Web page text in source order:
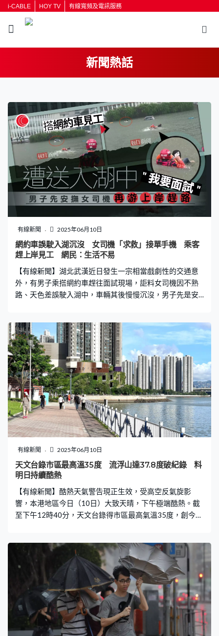
i-CABLE HOY TV 有線寬頻及電訊服務
新聞熱話
有線新聞 2025年06月10日
網約車誤駛入湖沉沒 女司機「求救」接單手機 乘客
趕上岸見工 網民：生活不易
【有線新聞】湖北武漢近日發生一宗相當戲劇性的交通意
外，有男子乘搭網約車趕往面試現場，詎料女司機因不熟
路、天色差誤駛入湖中，車輛其後慢慢沉沒，男子先是安
下，救回女司機及其接單手機，情節讓不少網民大有感
觸。 緊張喊不懂游泳 女司機：手機不能進水 據內地傳媒
報道，事發在本月8日早上7時15分，涉事車輛不慎駛入某
高校的人工湖中，消防員到場時已發現車頭朝下，正在不
斷下沉，僅剩三分之一的車身露出水面，一名男子和一名
女子攀在後座車窗呼救。由於車輛下沉速度較快，情況十
分危急，消防員攜帶救生衣和救生圈下入水中，向被困人
員游去。 在車輛即將完全沉入湖中時，被困男子突然用盡
全力向湖的另一邊游去，對岸保安立刻拋去救生圈，消防
員亦及時將女司機成功救出。被困男子事後講述，指當天
乘坐網約車前往該高校面試，到達校園內後女司機不熟悉
路況，加之下雨視線不佳，不慎開入湖中。女司機當時情
緒緊張，指自己不會游泳，他便迅速報警求救，同時安撫
心急要面試 幸獲職員協助換衣物 救援影片顯
有線新聞 2025年06月10日
天文台錄市區最高溫35度 流浮山達37.8度破紀錄 料
明日持續酷熱
【有線新聞】酷熱天氣警告現正生效，受高空反氣旋影
響，本港地區今日（10日）大致天晴，下午極端酷熱。截
至下午12時40分，天文台錄得市區最高氣溫35度，創今年
氣旋影響，廣東沿岸普遍晴朗及極端酷熱，預料明日（11
日）仍然酷熱，有幾陣驟雨，隨後數天風勢頗大，海有湧
浪。星期五及星期六間中有狂風大驟雨。 另外，天文台表
示，現時位於南海中部的廣闊低壓區會在今日至明早逐漸
發展成熱帶氣旋，並在未來數日大致移向海南島至廣東西
部沿岸一帶，本周後期廣東沿岸會有狂風驟雨及雷暴，風
勢頗大，海有湧浪。該熱帶氣旋隨後會移入內陸，但受活
躍偏南氣流影響，下周初廣東仍有驟雨。